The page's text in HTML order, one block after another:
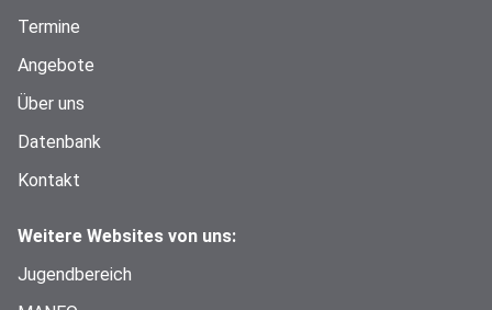
Termine
Angebote
Über uns
Datenbank
Kontakt
Weitere Websites von uns:
Jugendbereich